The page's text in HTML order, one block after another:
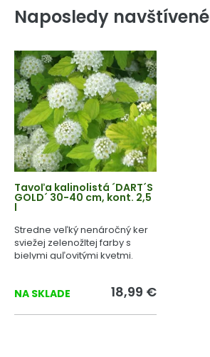
Naposledy navštívené
Tavoľa kalinolistá ´DART´S
GOLD´ 30-40 cm, kont. 2,5
l
Stredne veľký nenáročný ker
sviežej zelenožltej farby s
bielymi guľovitými kvetmi.
NA SKLADE 18,99 €